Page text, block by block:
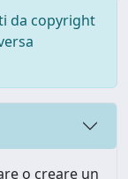
da copyright
o creare un